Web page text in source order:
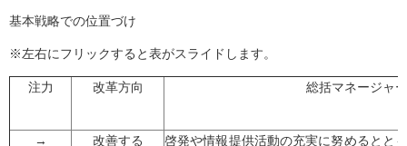
基本戦略での位置づけ
※左右にフリックすると表がスライドします。
注力 改革方向 総括マネージャ
→ 改善する
啓発や情報提供活動の充実に努めるとと